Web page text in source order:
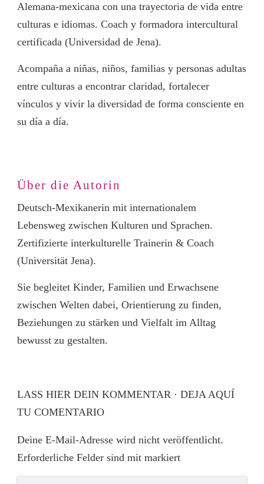
Alemana-mexicana con una trayectoria de vida entre
culturas e idiomas. Coach y formadora intercultural
certificada (Universidad de Jena).
Acompaña a niñas, niños, familias y personas adultas
entre culturas a encontrar claridad, fortalecer
vínculos y vivir la diversidad de forma consciente en
su día a día.
Über die Autorin
Deutsch-Mexikanerin mit internationalem
Lebensweg zwischen Kulturen und Sprachen.
Zertifizierte interkulturelle Trainerin & Coach
(Universität Jena).
Sie begleitet Kinder, Familien und Erwachsene
zwischen Welten dabei, Orientierung zu finden,
Beziehungen zu stärken und Vielfalt im Alltag
bewusst zu gestalten.
LASS HIER DEIN KOMMENTAR · DEJA AQUÍ
TU COMENTARIO
Deine E-Mail-Adresse wird nicht veröffentlicht.
Erforderliche Felder sind mit markiert